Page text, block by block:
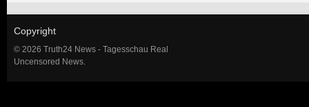
Copyright
© 2026 Truth24 News - Tagesschau Real
Uncensored News.